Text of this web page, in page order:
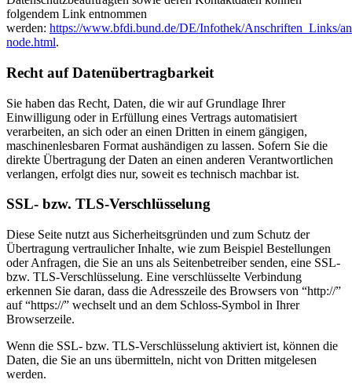
folgendem Link entnommen
werden: https://www.bfdi.bund.de/DE/Infothek/Anschriften_Links/
node.html.
Recht auf Datenübertragbarkeit
Sie haben das Recht, Daten, die wir auf Grundlage Ihrer
Einwilligung oder in Erfüllung eines Vertrags automatisiert
verarbeiten, an sich oder an einen Dritten in einem gängigen,
maschinenlesbaren Format aushändigen zu lassen. Sofern Sie die
direkte Übertragung der Daten an einen anderen Verantwortlichen
verlangen, erfolgt dies nur, soweit es technisch machbar ist.
SSL- bzw. TLS-Verschlüsselung
Diese Seite nutzt aus Sicherheitsgründen und zum Schutz der
Übertragung vertraulicher Inhalte, wie zum Beispiel Bestellungen
oder Anfragen, die Sie an uns als Seitenbetreiber senden, eine SSL-
bzw. TLS-Verschlüsselung. Eine verschlüsselte Verbindung
erkennen Sie daran, dass die Adresszeile des Browsers von “http://”
auf “https://” wechselt und an dem Schloss-Symbol in Ihrer
Browserzeile.
Wenn die SSL- bzw. TLS-Verschlüsselung aktiviert ist, können die
Daten, die Sie an uns übermitteln, nicht von Dritten mitgelesen
werden.